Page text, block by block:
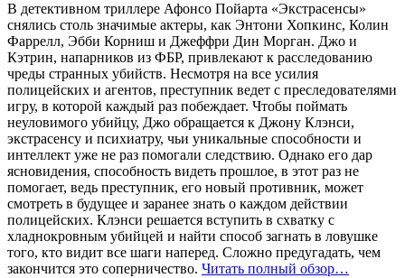
В детективном триллере Афонсо Пойарта «Экстрасенсы»
снялись столь значимые актеры, как Энтони Хопкинс, Колин
Фаррелл, Эбби Корниш и Джеффри Дин Морган. Джо и
Кэтрин, напарников из ФБР, привлекают к расследованию
чреды странных убийств. Несмотря на все усилия
полицейских и агентов, преступник ведет с преследователями
игру, в которой каждый раз побеждает. Чтобы поймать
неуловимого убийцу, Джо обращается к Джону Клэнси,
экстрасенсу и психиатру, чьи уникальные способности и
интеллект уже не раз помогали следствию. Однако его дар
ясновидения, способность видеть прошлое, в этот раз не
помогает, ведь преступник, его новый противник, может
смотреть в будущее и заранее знать о каждом действии
полицейских. Клэнси решается вступить в схватку с
хладнокровным убийцей и найти способ загнать в ловушке
того, кто видит все шаги наперед. Сложно предугадать, чем
закончится это соперничество. Читать полный обзор…